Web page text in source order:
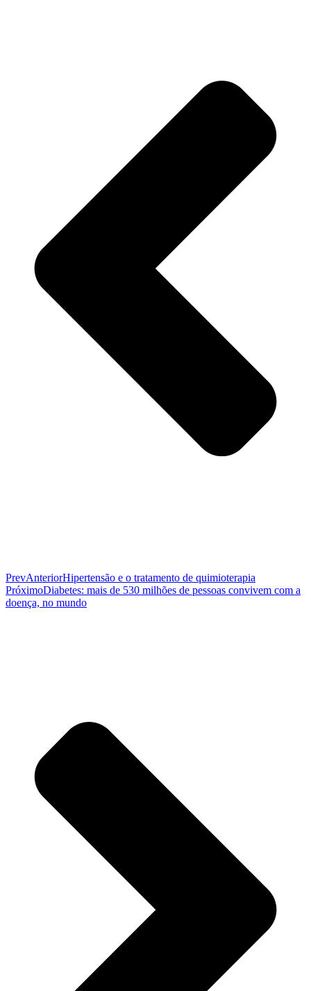
PrevAnteriorHipertensão e o tratamento de quimioterapia
PróximoDiabetes: mais de 530 milhões de pessoas convivem com a
doença, no mundo